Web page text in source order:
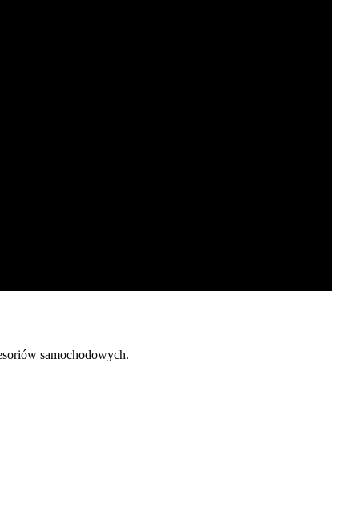
samochodowych.